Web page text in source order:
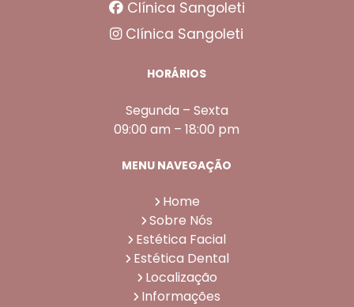
Clínica Sangoleti
Clínica Sangoleti
HORÁRIOS
Segunda – Sexta
09:00 am – 18:00 pm
MENU NAVEGAÇÃO
Home
Sobre Nós
Estética Facial
Estética Dental
Localização
Informações